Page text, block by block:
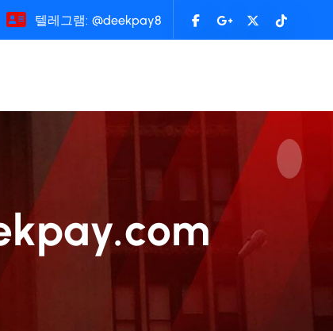
텔레그램: @deekpay8